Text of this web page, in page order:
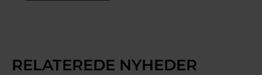
RELATEREDE NYHEDER